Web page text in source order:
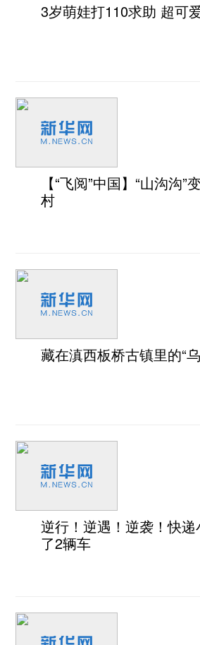
3岁萌娃打110求助 超可
【“飞阅”中国】“山沟沟
村
藏在滇西板桥古镇里的“
逆行！逆遇！逆袭！快
了2辆车